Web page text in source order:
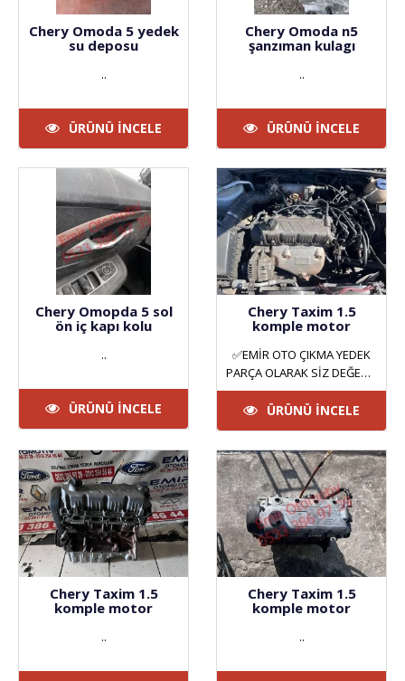
Chery Omoda 5 yedek
su deposu
..
ÜRÜNÜ İNCELE
Chery Omoda n5
şanzıman kulagı
..
ÜRÜNÜ İNCELE
Chery Omopda 5 sol
ön iç kapı kolu
..
ÜRÜNÜ İNCELE
Chery Taxim 1.5
komple motor
✅EMİR OTO ÇIKMA YEDEK
PARÇA OLARAK SİZ DEĞERLİ
MÜŞTERİLERİMİZE HİZMET
VERMEKTEYİZ. ANKARA
YILDIZ SAN..
ÜRÜNÜ İNCELE
Chery Taxim 1.5
komple motor
..
Chery Taxim 1.5
komple motor
..